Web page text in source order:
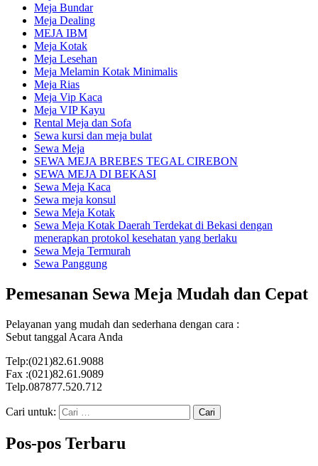
Meja Bundar
Meja Dealing
MEJA IBM
Meja Kotak
Meja Lesehan
Meja Melamin Kotak Minimalis
Meja Rias
Meja Vip Kaca
Meja VIP Kayu
Rental Meja dan Sofa
Sewa kursi dan meja bulat
Sewa Meja
SEWA MEJA BREBES TEGAL CIREBON
SEWA MEJA DI BEKASI
Sewa Meja Kaca
Sewa meja konsul
Sewa Meja Kotak
Sewa Meja Kotak Daerah Terdekat di Bekasi dengan
menerapkan protokol kesehatan yang berlaku
Sewa Meja Termurah
Sewa Panggung
Pemesanan Sewa Meja Mudah dan Cepat
Pelayanan yang mudah dan sederhana dengan cara :
Sebut tanggal Acara Anda
Telp:(021)82.61.9088
Fax :(021)82.61.9089
Telp.087877.520.712
Cari untuk:
Pos-pos Terbaru